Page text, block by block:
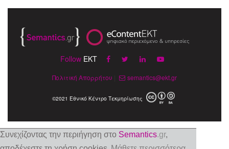
Συνεχίζοντας την περιήγηση στο Semantics.gr,
Follow EKT
Πολιτική Απορρήτου semantics@ekt.gr
©2021 Εθνικό Κέντρο Τεκμηρίωσης